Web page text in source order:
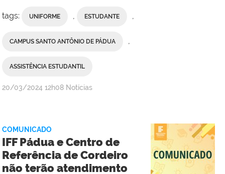
tags: UNIFORME ESTUDANTE
CAMPUS SANTO ANTÔNIO DE PÁDUA
ASSISTÊNCIA ESTUDANTIL
por
Campus
Bom
Jesus
do
publicado
20/03/2024 12h08 Notícias
COMUNICADO
IFF Pádua e Centro de
Referência de Cordeiro
não terão atendimento